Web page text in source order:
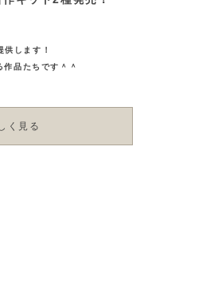
します！
品たちです＾＾
く見る